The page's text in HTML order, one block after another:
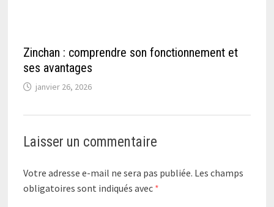
Zinchan : comprendre son fonctionnement et
ses avantages
janvier 26, 2026
Laisser un commentaire
Votre adresse e-mail ne sera pas publiée. Les champs
obligatoires sont indiqués avec *